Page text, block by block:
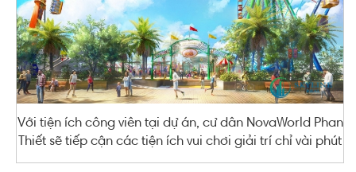
Với tiện ích công viên tại dự án, cư dân NovaWorld Phan
Thiết sẽ tiếp cận các tiện ích vui chơi giải trí chỉ vài phút